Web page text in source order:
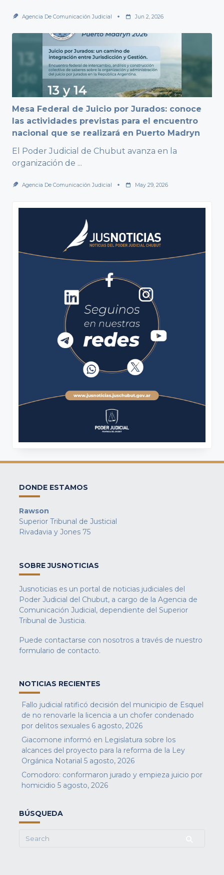
Agencia De Comunicación Judicial Jun 2, 2026
Mesa Federal de Juicio por Jurados: conoce
las actividades previstas para el encuentro
nacional que se realizará en Puerto Madryn
El Poder Judicial de Chubut avanza en la
organización de ...
Agencia De Comunicación Judicial May 29, 2026
DONDE ESTAMOS
Rawson
Superior Tribunal de Justicial
Rivadavia y Jones 75
SOBRE JUSNOTICIAS
Jusnoticias es un portal de noticias judiciales del
Poder Judicial del Chubut, a cargo de la Agencia de
Comunicación Judicial, dependiente del Superior
Tribunal de Justicia.
Puede contactarse con nosotros a través de nuestro
formulario de contacto.
NOTICIAS RECIENTES
Fallo judicial ratificó decisión del municipio de Esquel
de no renovarle la licencia a un chofer condenado
por delitos sexuales 6 agosto, 2026
Giacomone informó en Legislatura sobre los
alcances del proyecto para la reforma de la Ley
Orgánica Notarial 5 agosto, 2026
Comodoro: conformaron jurado y empieza juicio por
homicidio 5 agosto, 2026
BÚSQUEDA
Search